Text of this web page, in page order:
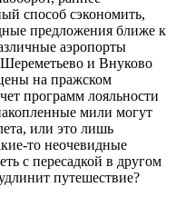
способ сэкономить,
предложения ближе к
аэропорты
и Внуково
на пражском
программ лояльности
мили могут
или это лишь
то неочевидные
с пересадкой в другом
путешествие?